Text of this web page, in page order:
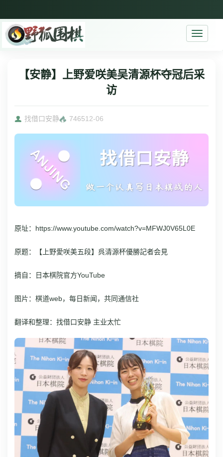
Toggle
【安静】上野爱咲美吴清源杯夺冠后采
访
找借口安静 746512-06
原址：https://www.youtube.com/watch?v=MFWJ0V65L0E
原题：【上野愛咲美五段】呉清源杯優勝記者会見
摘自：日本棋院官方YouTube
图片：棋道web，每日新闻，共同通信社
翻译和整理：找借口安静 主业太忙